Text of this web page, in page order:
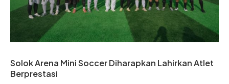
Solok Arena Mini Soccer Diharapkan Lahirkan Atlet
Berprestasi